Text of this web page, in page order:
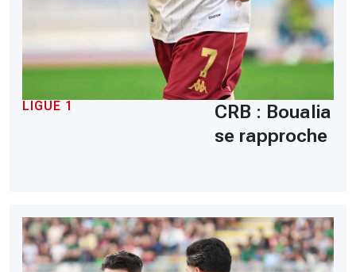
LIGUE 1
CRB : Boualia
se rapproche